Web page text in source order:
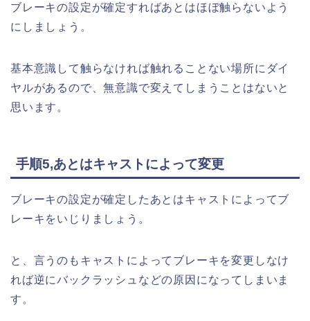
ブレーキの設定が確定すればあとはほぼ触らないよう
にしましょう。
基本意識して触らなければ触れることない場所にダイ
ヤルがあるので、無意識で変えてしまうことはないと
思います。
手順5,あとはキャストによって変更
ブレーキの設定が確定したあとはキャストによってブ
レーキをいじりましょう。
と、言うのもキャストによってブレーキを変更しなけ
れば逆にバックラッシュなどの原因になってしまいま
す。